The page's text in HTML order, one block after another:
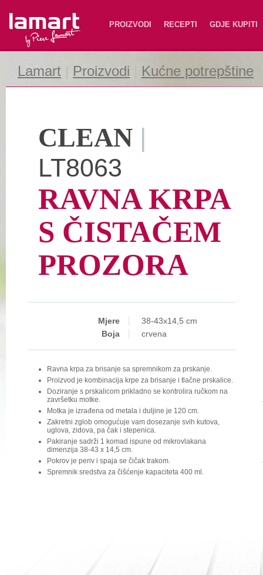
Lamart PROIZVODI RECEPTI GDJE KUPITI
Lamart Proizvodi Kućne potrepštine
CLEAN |
LT8063
RAVNA KRPA
S ČISTAČEM
PROZORA
Mjere
38-43x14,5 cm
Boja
crvena
Ravna krpa za brisanje sa spremnikom za prskanje.
Proizvod je kombinacija krpe za brisanje i tlačne prskalice.
Doziranje s prskalicom prikladno se kontrolira ručkom na
završetku motke.
Motka je izrađena od metala i duljine je 120 cm.
Zakretni zglob omogućuje vam dosezanje svih kutova,
uglova, zidova, pa čak i stepenica.
Pakiranje sadrži 1 komad ispune od mikrovlakana
dimenzija 38-43 x 14,5 cm.
Pokrov je periv i spaja se čičak trakom.
Spremnik sredstva za čišćenje kapaciteta 400 ml.